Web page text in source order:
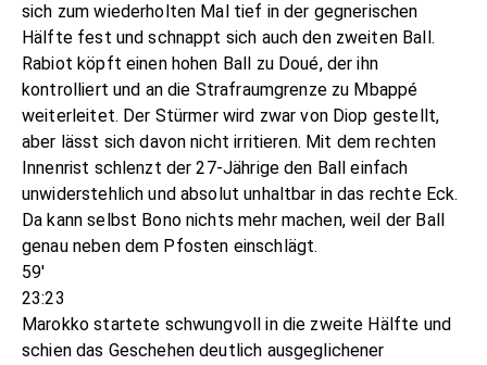
sich zum wiederholten Mal tief in der gegnerischen
Hälfte fest und schnappt sich auch den zweiten Ball.
Rabiot köpft einen hohen Ball zu Doué, der ihn
kontrolliert und an die Strafraumgrenze zu Mbappé
weiterleitet. Der Stürmer wird zwar von Diop gestellt,
aber lässt sich davon nicht irritieren. Mit dem rechten
Innenrist schlenzt der 27-Jährige den Ball einfach
unwiderstehlich und absolut unhaltbar in das rechte Eck.
Da kann selbst Bono nichts mehr machen, weil der Ball
genau neben dem Pfosten einschlägt.
59'
23:23
Marokko startete schwungvoll in die zweite Hälfte und
schien das Geschehen deutlich ausgeglichener